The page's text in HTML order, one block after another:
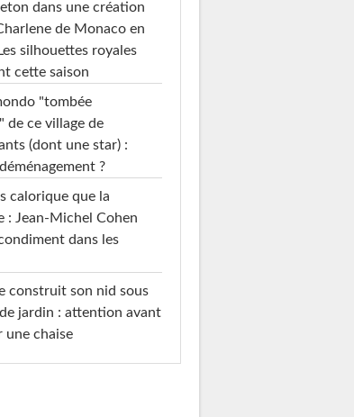
dans une création
de Monaco en
silhouettes royales
cette saison
"tombée
de ce village de
(dont une star) :
?
calorique que la
: Jean-Michel Cohen
dans les
construit son nid sous
jardin : attention avant
une chaise